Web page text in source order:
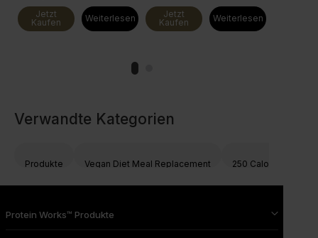
Jetzt
Kaufen
Weiterlesen
Jetzt
Kaufen
Weiterlesen
Verwandte Kategorien
Produkte Vegan Diet Meal Replacement 250 Calories
Protein Works™ Produkte